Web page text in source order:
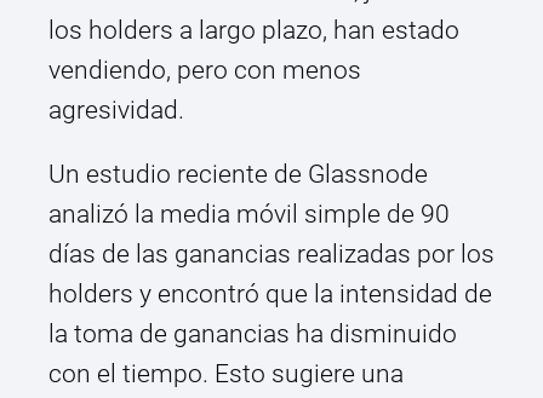
los holders a largo plazo, han estado
vendiendo, pero con menos
agresividad.
Un estudio reciente de Glassnode
analizó la media móvil simple de 90
días de las ganancias realizadas por los
holders y encontró que la intensidad de
la toma de ganancias ha disminuido
con el tiempo. Esto sugiere una